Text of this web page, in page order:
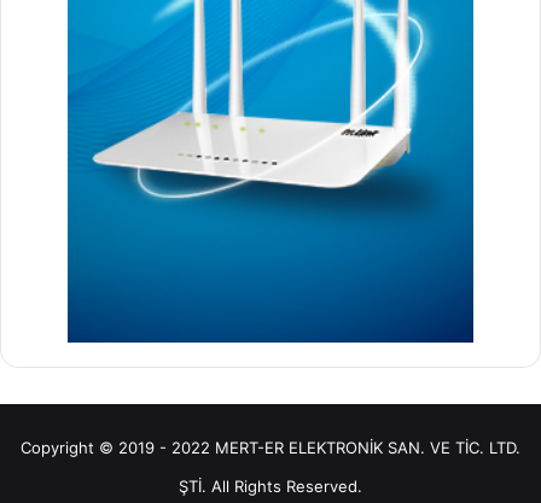
Copyright © 2019 - 2022 MERT-ER ELEKTRONİK SAN. VE TİC. LTD.
ŞTİ. All Rights Reserved.